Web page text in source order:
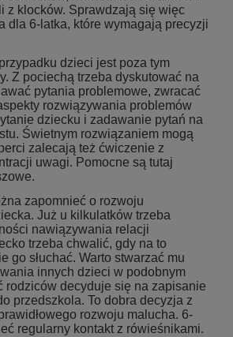
z klocków. Sprawdzają się więc
dla 6-latka, które wymagają precyzji
dzieci jest poza tym
Z pociechą trzeba dyskutować na
pytania problemowe, zwracać
rozwiązywania problemów
dziecku i zadawanie pytań na
Świetnym rozwiązaniem mogą
zalecają też ćwiczenie z
uwagi. Pomocne są tutaj
zapomnieć o rozwoju
Już u kilkulatków trzeba
nawiązywania relacji
trzeba chwalić, gdy na to
go słuchać. Warto stwarzać mu
innych dzieci w podobnym
rodziców decyduje się na zapisanie
przedszkola. To dobra decyzja z
rozwoju malucha. 6-
regularny kontakt z rówieśnikami.